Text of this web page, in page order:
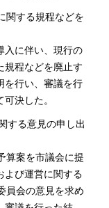
関する規程などを
入に伴い、現行の
規程などを廃止す
を行い、審議を行
決した。
する意見の申し出
算案を市議会に提
よび運営に関する
員会の意見を求め